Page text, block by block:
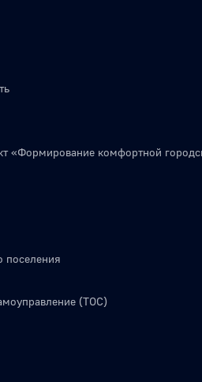
«Формирование комфортной
поселения
(ТОС)